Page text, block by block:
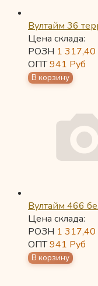
Вултайм 36
Цена склада:
РОЗН 1 317,40
ОПТ941 Руб
Вултайм 466
Цена склада:
РОЗН 1 317,40
ОПТ941 Руб